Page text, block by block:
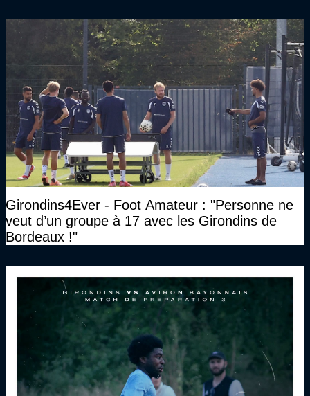
Girondins4Ever - Foot Amateur : "Personne ne
veut d’un groupe à 17 avec les Girondins de
Bordeaux !"